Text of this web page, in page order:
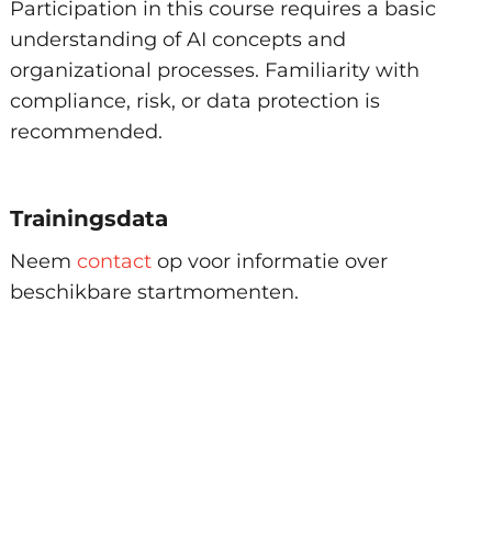
Participation in this course requires a basic
understanding of AI concepts and
organizational processes. Familiarity with
compliance, risk, or data protection is
recommended.
Trainingsdata
Neem contactop voor informatie over
beschikbare startmomenten.